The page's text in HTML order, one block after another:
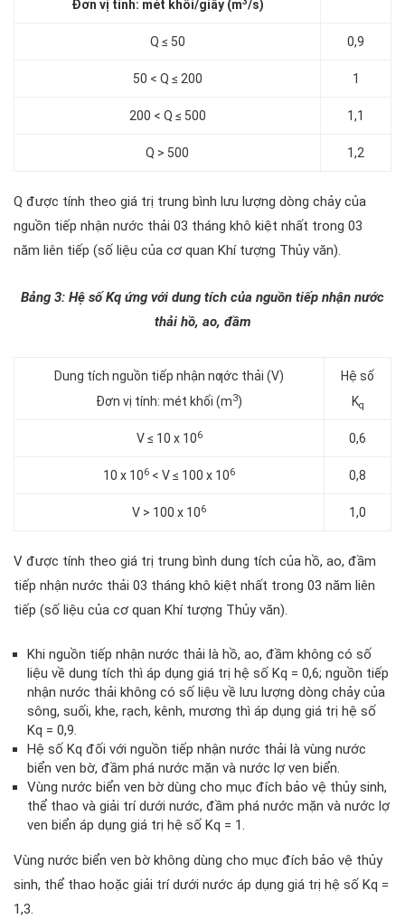
Đơn vị tính: mét khối/giây (m /s)
Q ≤ 50 0,9
50 < Q ≤ 200 1
200 < Q ≤ 500 1,1
Q > 500 1,2
Q được tính theo giá trị trung bình lưu lượng dòng chảy của
nguồn tiếp nhận nước thải 03 tháng khô kiệt nhất trong 03
năm liên tiếp (số liệu của cơ quan Khí tượng Thủy văn).
Bảng 3: Hệ số Kq ứng với dung tích của nguồn tiếp nhận nước
thải hồ, ao, đầm
Dung tích nguồn tiếp nhận nƣớc thải (V)
Đơn vị tính: mét khối (m3)
Hệ số
Kq
V ≤ 10 x 106 0,6
10 x 106 < V ≤ 100 x 106 0,8
V > 100 x 106 1,0
V được tính theo giá trị trung bình dung tích của hồ, ao, đầm
tiếp nhận nước thải 03 tháng khô kiệt nhất trong 03 năm liên
tiếp (số liệu của cơ quan Khí tượng Thủy văn).
Khi nguồn tiếp nhận nước thải là hồ, ao, đầm không có số
liệu về dung tích thì áp dụng giá trị hệ số Kq = 0,6; nguồn tiếp
nhận nước thải không có số liệu về lưu lượng dòng chảy của
sông, suối, khe, rạch, kênh, mương thì áp dụng giá trị hệ số
Kq = 0,9.
Hệ số Kq đối với nguồn tiếp nhận nước thải là vùng nước
biển ven bờ, đầm phá nước mặn và nước lợ ven biển.
Vùng nước biển ven bờ dùng cho mục đích bảo vệ thủy sinh,
thể thao và giải trí dưới nước, đầm phá nước mặn và nước lợ
ven biển áp dụng giá trị hệ số Kq = 1.
Vùng nước biển ven bờ không dùng cho mục đích bảo vệ thủy
sinh, thể thao hoặc giải trí dưới nước áp dụng giá trị hệ số Kq =
1,3.